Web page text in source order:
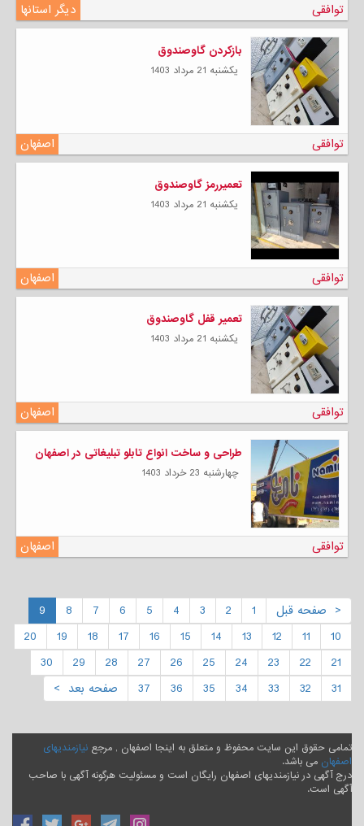
دیگر استانها توافقی
بازکردن گاوصندوق
يكشنبه 21 مرداد 1403
اصفهان توافقی
تعمیررمز گاوصندوق
يكشنبه 21 مرداد 1403
اصفهان توافقی
تعمیر قفل گاوصندوق
يكشنبه 21 مرداد 1403
اصفهان توافقی
طراحی و ساخت انواع تابلو تبلیغاتی در اصفهان
چهارشنبه 23 خرداد 1403
اصفهان توافقی
< صفحه قبل 1
2
3
4
5
6
7
8
9
10
11
12
13
14
15
16
17
18
19
20
21
22
23
24
25
26
27
28
29
30
31
32
33
34
35
36
37 صفحه بعد >
تمامی حقوق این سایت محفوظ و متعلق به اینجا اصفهان , مرجع نیازمندیهای
اصفهان می باشد.
درج آگهی در نیازمندیهای اصفهان رایگان است و مسئولیت هرگونه آگهی با صاحب
آگهی است.